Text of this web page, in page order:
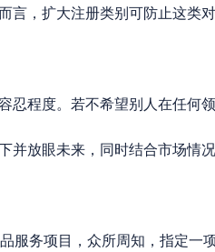
言，扩大注册类别可防止这类
程度。若不希望别人在任何领
放眼未来，同时结合市场情况
务项目，众所周知，指定一